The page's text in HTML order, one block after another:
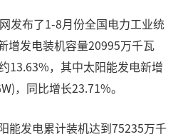
发布了1-8月份全国电力工业统
增发电装机容量20995万千瓦
13.63%，其中太阳能发电新增
，同比增长23.71%。
能发电累计装机达到75235万千